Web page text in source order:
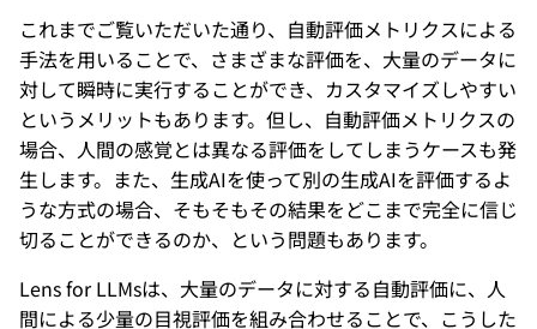
これまでご覧いただいた通り、自動評価メトリクスによる
手法を用いることで、さまざまな評価を、大量のデータに
対して瞬時に実行することができ、カスタマイズしやすい
というメリットもあります。但し、自動評価メトリクスの
場合、人間の感覚とは異なる評価をしてしまうケースも発
生します。また、生成AIを使って別の生成AIを評価するよ
うな方式の場合、そもそもその結果をどこまで完全に信じ
切ることができるのか、という問題もあります。
Lens for LLMsは、大量のデータに対する自動評価に、人
間による少量の目視評価を組み合わせることで、こうした